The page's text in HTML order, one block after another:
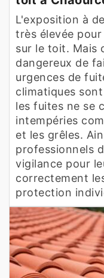
L'exposition à
très élevée
sur le toit. Mais
dangereux de
urgences de
climatiques
les fuites ne se
intempéries
et les grêles.
professionnels
vigilance pour
correctement
protection